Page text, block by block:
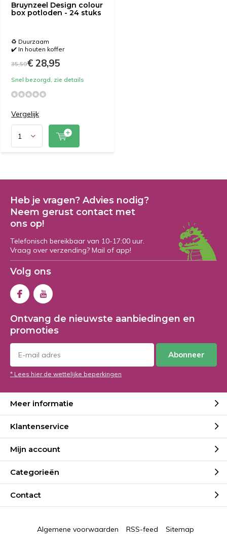
Bruynzeel Design colour
box potloden - 24 stuks
♻️ Duurzaam
✔️ In houten koffer
35,59€ 28,95
Snel bezorgd, zie details
Vergelijk
Heb je vragen? Advies nodig?
Neem gerust contact met
ons op!
Telefonisch bereikbaar van 10-17:00 uur.
Vraag over verzending? Mail of app!
Volg ons
Ontvang de nieuwste aanbiedingen en
promoties
Abonneer
* Lees hier de wettelijke beperkingen
Meer informatie
Klantenservice
Mijn account
Categorieën
Contact
Algemene voorwaarden RSS-feed Sitemap